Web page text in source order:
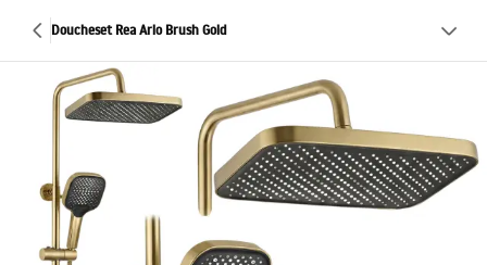
Doucheset Rea Arlo Brush Gold